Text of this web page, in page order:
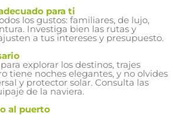
para ti
los gustos: familiares, de lujo,
Investiga bien las rutas y
a tus intereses y presupuesto.
explorar los destinos, trajes
tiene noches elegantes, y no olvides
y protector solar. Consulta las
de la naviera.
al puerto